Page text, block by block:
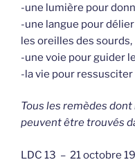
-une lumière pour
-une langue pour
les oreilles des sourds,
-une voie pour guider
-la vie pour
Tous les remèdes
peuvent être trouvés
LDC 13 – 21 octobre